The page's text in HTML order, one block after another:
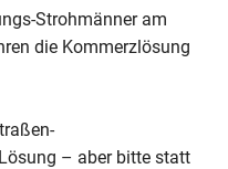
Strohmänner am
die Kommerzlösung
– aber bitte statt